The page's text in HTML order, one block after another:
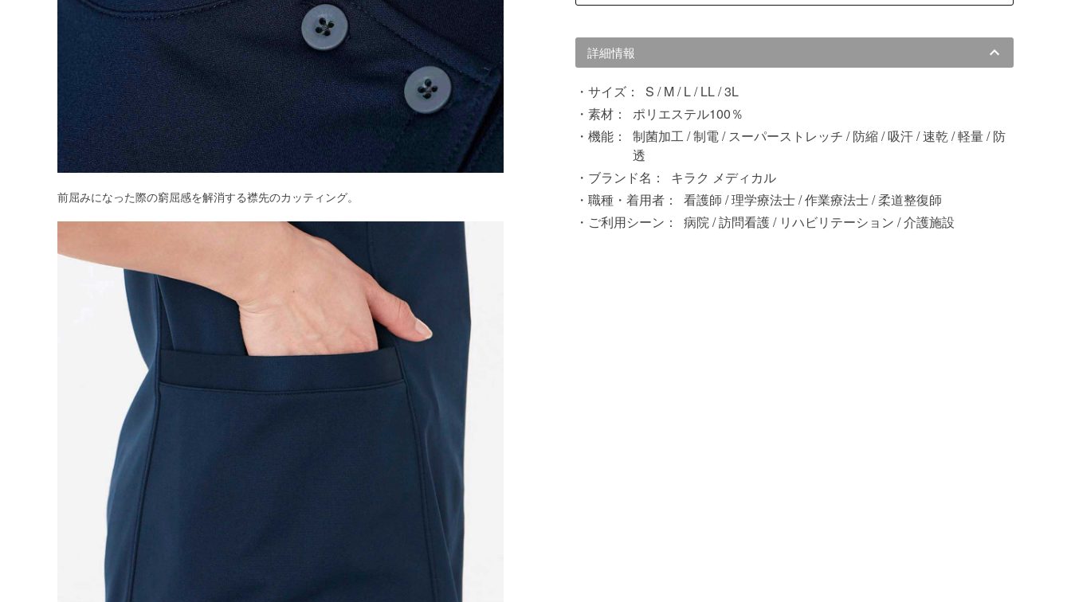
前屈みになった際の窮屈感を解消する襟先のカッティング。
詳細情報
サイズ：
S / M / L / LL / 3L
素材：
ポリエステル100％
機能：
制菌加工 / 制電 / スーパーストレッチ / 防縮 / 吸汗 / 速乾 / 軽量 / 防
透
ブランド名：
キラク メディカル
職種・着用者：
看護師 / 理学療法士 / 作業療法士 / 柔道整復師
ご利用シーン：
病院 / 訪問看護 / リハビリテーション / 介護施設